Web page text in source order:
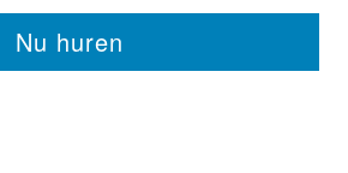
Nu huren